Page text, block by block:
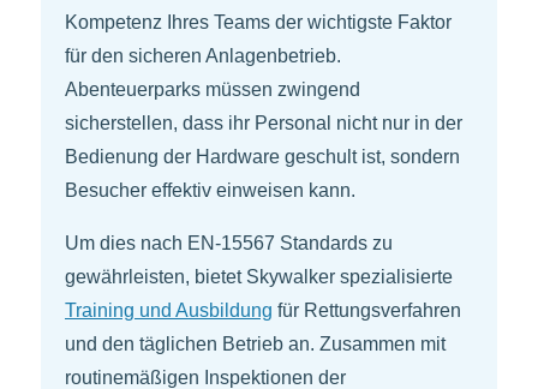
Kompetenz Ihres Teams der wichtigste Faktor
für den sicheren Anlagenbetrieb.
Abenteuerparks müssen zwingend
sicherstellen, dass ihr Personal nicht nur in der
Bedienung der Hardware geschult ist, sondern
Besucher effektiv einweisen kann.
Um dies nach EN-15567 Standards zu
gewährleisten, bietet Skywalker spezialisierte
Training und Ausbildung für Rettungsverfahren
und den täglichen Betrieb an. Zusammen mit
routinemäßigen Inspektionen der